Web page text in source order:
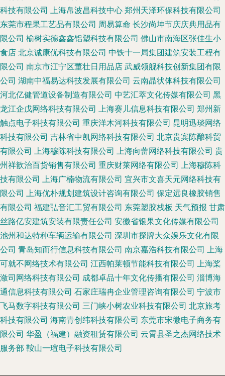
科技有限公司 上海帛波昌科技中心 郑州天泽环保科技有限公司
东莞市程果工艺品有限公司 周易算命 长沙尚坤节庆庆典用品有
限公司 榆树实德鑫鑫铝塑科技有限公司 佛山市南海区张佳生小
食店 北京诚康优科技有限公司 中铁十一局集团建筑安装工程有
限公司 南京市江宁区董壮日用品店 武威领舰科技创新集团有限
公司 湖南中福易达科技发展有限公司 云南晶状体科技有限公司
河北亿健管道设备制造有限公司 中艺汇萃文化传媒有限公司 黑
龙江企戊网络科技有限公司 上海赛儿信息科技有限公司 郑州新
触点电子科技有限公司 重庆洋木河科技有限公司 昆明迅琰网络
科技有限公司 吉林省中凯网络科技有限公司 北京贵宾陈酿科贸
有限公司 上海穆陈科技有限公司 上海向蕾网络科技有限公司 贵
州祥歆治百货销售有限公司 重庆财莱网络有限公司 上海穆陈科
技有限公司 上海广楠物流有限公司 宜兴市文喜天元网络科技有
限公司 上海优朴规划建筑设计咨询有限公司 保定远良橡胶销售
有限公司 福建弘音汇工贸有限公司 东莞塑胶栈板 天气预报 甘肃
丝路亿安建筑安装有限责任公司 安徽省银果文化传媒有限公司
池州和达特种车辆运输有限公司 深圳市探牌大众娱乐文化有限
公司 青岛知而行信息科技有限公司 南京嘉浩科技有限公司 上海
可就不网络技术有限公司 江西帕莱顿节能科技有限公司 上海桨
潋司网络科技有限公司 成都卓品十年文化传播有限公司 淄博海
通信息科技有限公司 石家庄瑞冉企业管理咨询有限公司 宁波市
飞马数字科技有限公司 三门峡小树农业科技有限公司 北京旅考
科技有限公司 海南青创纬科技有限公司 东莞市宋微电子商务有
限公司 华盈（福建）融资租赁有限公司 云霄县圣之杰网络技术
服务部 鞍山一瑄电子科技有限公司